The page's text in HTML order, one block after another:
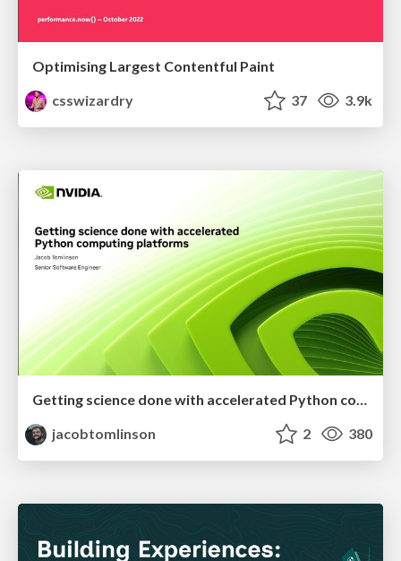
Optimising Largest Contentful Paint
csswizardry
37 3.9k
Getting science done with accelerated Python computing platforms
jacobtomlinson
2 380